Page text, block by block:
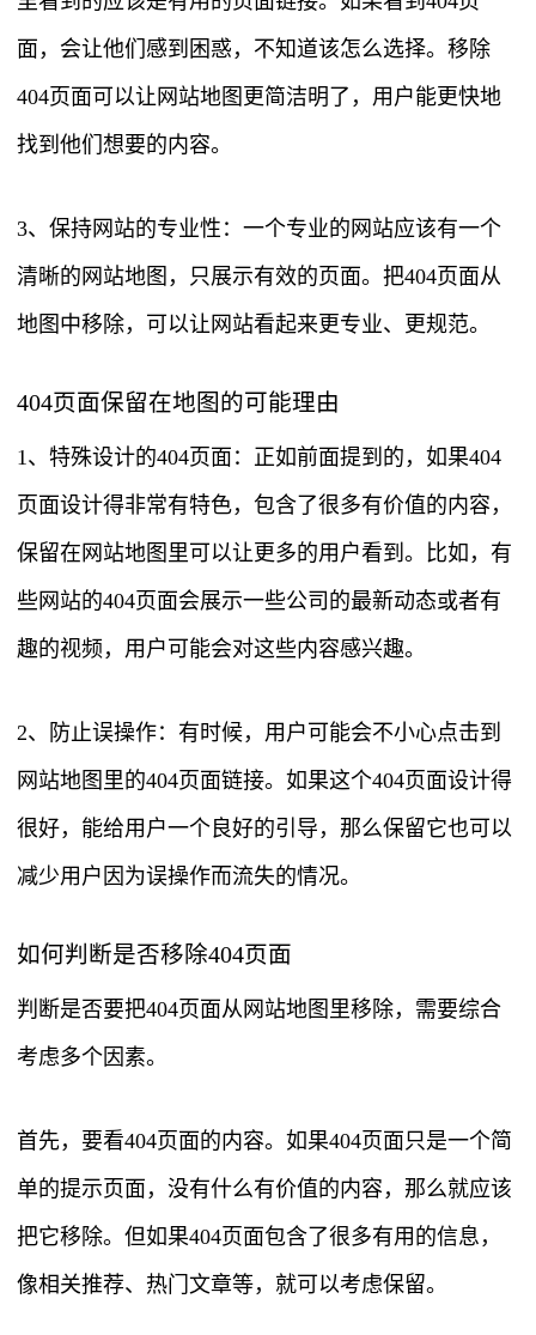
面，会让他们感到困惑，不知道该怎么选择。移除
404页面可以让网站地图更简洁明了，用户能更快地
找到他们想要的内容。
3、保持网站的专业性：一个专业的网站应该有一个
清晰的网站地图，只展示有效的页面。把404页面从
地图中移除，可以让网站看起来更专业、更规范。
404页面保留在地图的可能理由
1、特殊设计的404页面：正如前面提到的，如果404
页面设计得非常有特色，包含了很多有价值的内容，
保留在网站地图里可以让更多的用户看到。比如，有
些网站的404页面会展示一些公司的最新动态或者有
趣的视频，用户可能会对这些内容感兴趣。
2、防止误操作：有时候，用户可能会不小心点击到
网站地图里的404页面链接。如果这个404页面设计得
很好，能给用户一个良好的引导，那么保留它也可以
减少用户因为误操作而流失的情况。
如何判断是否移除404页面
判断是否要把404页面从网站地图里移除，需要综合
考虑多个因素。
首先，要看404页面的内容。如果404页面只是一个简
单的提示页面，没有什么有价值的内容，那么就应该
把它移除。但如果404页面包含了很多有用的信息，
像相关推荐、热门文章等，就可以考虑保留。